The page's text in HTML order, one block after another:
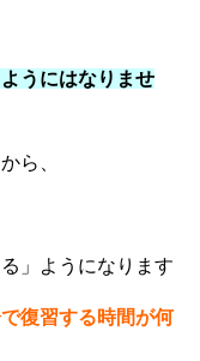
うにはなりませ
ら、
」ようになります
復習する時間が何